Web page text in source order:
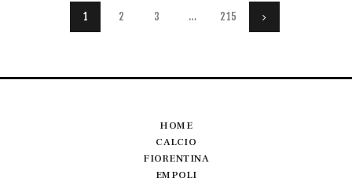
Paginazione
degli
PAGE
1 PAGE
2 PAGE
3 … PAGE
215
HOME
CALCIO
FIORENTINA
EMPOLI